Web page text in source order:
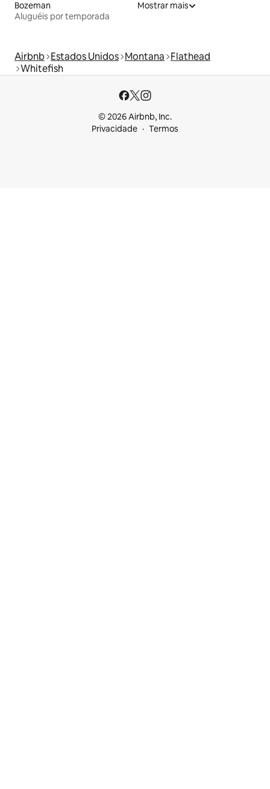
Bozeman
Aluguéis por temporada
Mostrar mais
Airbnb Estados Unidos Montana Flathead
Whitefish
© 2026 Airbnb, Inc.
Privacidade
Termos